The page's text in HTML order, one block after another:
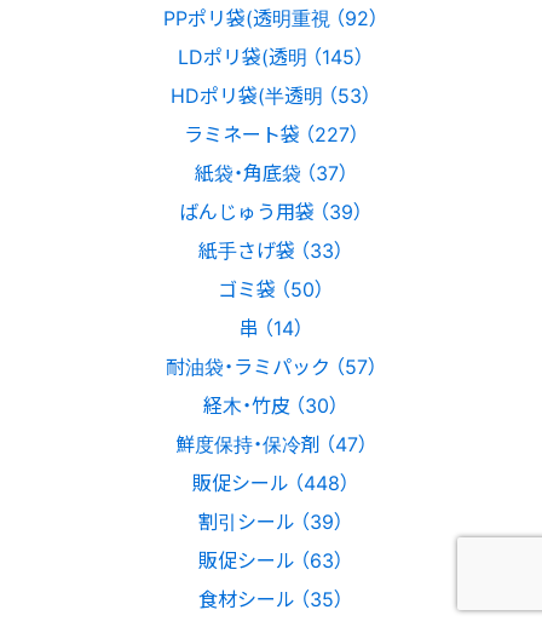
PPポリ袋(透明重視 （92）
LDポリ袋(透明 （145）
HDポリ袋(半透明 （53）
ラミネート袋 （227）
紙袋・角底袋 （37）
ばんじゅう用袋 （39）
紙手さげ袋 （33）
ゴミ袋 （50）
串 （14）
耐油袋・ラミパック （57）
経木・竹皮 （30）
鮮度保持・保冷剤 （47）
販促シール （448）
割引シール （39）
販促シール （63）
食材シール （35）